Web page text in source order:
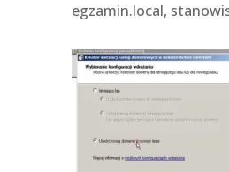
egzamin.local,